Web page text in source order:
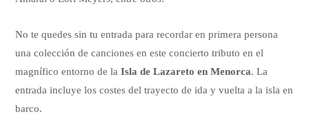
No te quedes sin tu entrada para recordar en primera persona
una colección de canciones en este concierto tributo en el
magnífico entorno de laIsla de Lazareto en Menorca. La
entrada incluye los costes del trayecto de ida y vuelta a la isla en
barco.